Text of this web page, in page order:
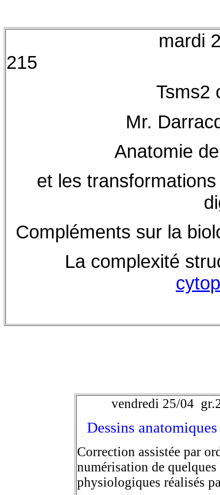
mardi
215
Tsms2
Mr.
Anatomie
et les
Compléments sur la
La complexité
vendredi 25/04
Dessins
Correction assistée par
numérisation de quelques
physiologiques réalisés